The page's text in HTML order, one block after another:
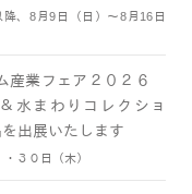
、8月9日（日）～8月16日
産業フェア２０２６
水まわりコレクショ
出展いたします
３０日（木）